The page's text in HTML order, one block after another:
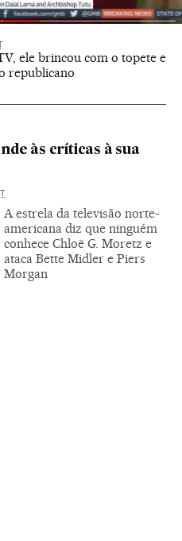
ele brincou com o topete e
republicano
às críticas à sua
A estrela da televisão norte-
americana diz que ninguém
conhece Chloë G. Moretz e
ataca Bette Midler e Piers
Morgan